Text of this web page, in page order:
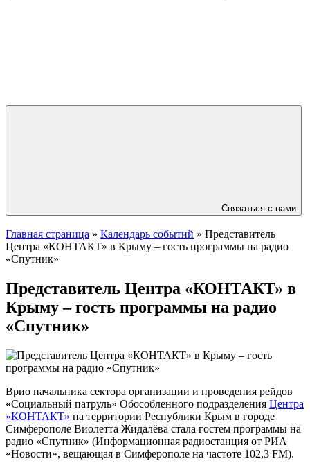
Связаться с нами
Главная страница » Календарь событий » Представитель
Центра «КОНТАКТ» в Крыму – гость программы на радио
«Спутник»
Представитель Центра «КОНТАКТ» в
Крыму – гость программы на радио
«Спутник»
Врио начальника сектора организации и проведения рейдов
«Социальный патруль» Обособленного подразделения Центра
«КОНТАКТ» на территории Республики Крым в городе
Симферополе Виолетта Жидалёва стала гостем программы на
радио «Спутник» (Информационная радиостанция от РИА
«Новости», вещающая в Симферополе на частоте 102,3 FM).